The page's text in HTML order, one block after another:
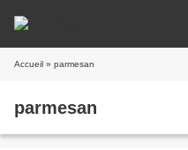
Accueil » parmesan
parmesan